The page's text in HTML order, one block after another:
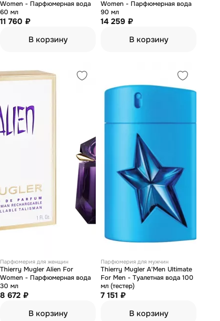
Women - Парфюмерная вода
60 мл
11 760 ₽
В корзину
Women - Парфюмерная вода
90 мл
14 259 ₽
В корзину
Парфюмерия для женщин
Thierry Mugler Alien For
Women - Парфюмерная вода
30 мл
8 672 ₽
В корзину
Парфюмерия для мужчин
Thierry Mugler A'Men Ultimate
For Men - Туалетная вода 100
мл (тестер)
7 151 ₽
В корзину